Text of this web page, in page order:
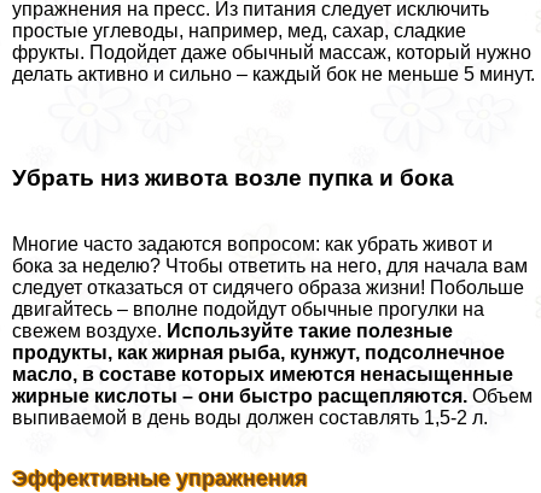
упражнения на пресс. Из питания следует исключить
простые углеводы, например, мед, сахар, сладкие
фрукты. Подойдет даже обычный массаж, который нужно
делать активно и сильно – каждый бок не меньше 5 минут.
Убрать низ живота возле пупка и бока
Многие часто задаются вопросом: как убрать живот и
бока за неделю? Чтобы ответить на него, для начала вам
следует отказаться от сидячего образа жизни! Побольше
двигайтесь – вполне подойдут обычные прогулки на
свежем воздухе. Используйте такие полезные
продукты, как жирная рыба, кунжут, подсолнечное
масло, в составе которых имеются ненасыщенные
жирные кислоты – они быстро расщепляются. Объем
выпиваемой в день воды должен составлять 1,5-2 л.
Эффективные упражнения